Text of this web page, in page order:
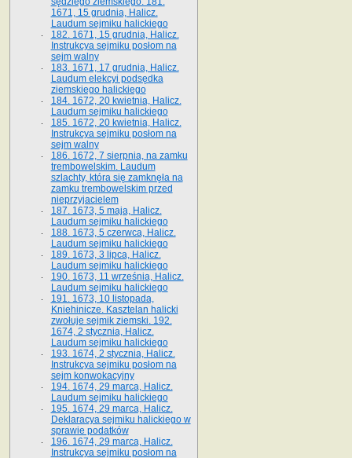
1671, 15 grudnia, Halicz.
Laudum sejmiku halickiego
182. 1671, 15 grudnia, Halicz.
Instrukcya sejmiku posłom na
sejm walny
183. 1671, 17 grudnia, Halicz.
Laudum elekcyi podsędka
ziemskiego halickiego
184. 1672, 20 kwietnia, Halicz.
Laudum sejmiku halickiego
185. 1672, 20 kwietnia, Halicz.
Instrukcya sejmiku posłom na
sejm walny
186. 1672, 7 sierpnia, na zamku
trembowelskim. Laudum
szlachty, która się zamknęła na
zamku trembowelskim przed
nieprzyjacielem
187. 1673, 5 maja, Halicz.
Laudum sejmiku halickiego
188. 1673, 5 czerwca, Halicz.
Laudum sejmiku halickiego
189. 1673, 3 lipca, Halicz.
Laudum sejmiku halickiego
190. 1673, 11 września, Halicz.
Laudum sejmiku halickiego
191. 1673, 10 listopada,
Kniehinicze. Kasztelan halicki
zwołuje sejmik ziemski. 192.
1674, 2 stycznia, Halicz.
Laudum sejmiku halickiego
193. 1674, 2 stycznia, Halicz.
Instrukcya sejmiku posłom na
sejm konwokacyjny
194. 1674, 29 marca, Halicz.
Laudum sejmiku halickiego
195. 1674, 29 marca, Halicz.
Deklaracya sejmiku halickiego w
sprawie podatków
196. 1674, 29 marca, Halicz.
Instrukcya sejmiku posłom na